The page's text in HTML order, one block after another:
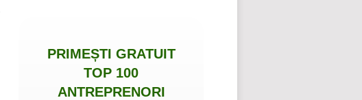
PRIMEȘTI GRATUIT
TOP 100
ANTREPRENORI